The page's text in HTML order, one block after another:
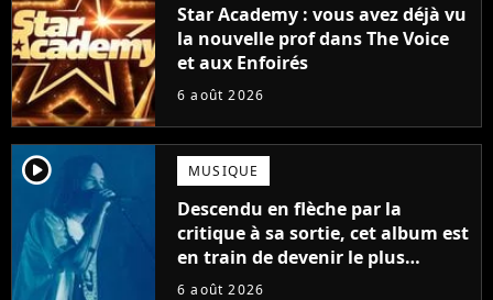
Star Academy : vous avez déjà vu
la nouvelle prof dans The Voice
et aux Enfoirés
6 août 2026
player2 MUSIQUE
Descendu en flèche par la
critique à sa sortie, cet album est
en train de devenir le plus
populaire de son auteur
6 août 2026